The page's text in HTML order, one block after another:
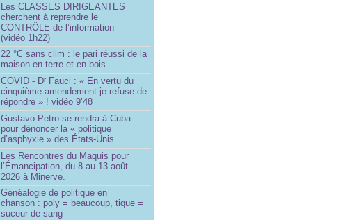
Les CLASSES DIRIGEANTES
cherchent à reprendre le
CONTRÔLE de l’information
(vidéo 1h22)
22 °C sans clim : le pari réussi de la
maison en terre et en bois
COVID - Dr Fauci : « En vertu du
cinquième amendement je refuse de
répondre » ! vidéo 9’48
Gustavo Petro se rendra à Cuba
pour dénoncer la « politique
d’asphyxie » des États-Unis
Les Rencontres du Maquis pour
l’Émancipation, du 8 au 13 août
2026 à Minerve.
Généalogie de politique en
chanson : poly = beaucoup, tique =
suceur de sang